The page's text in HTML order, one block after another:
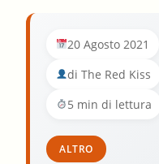
20 Agosto 2021
di The Red Kiss
5 min di lettura
ALTRO